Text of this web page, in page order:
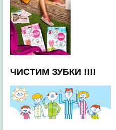
ЧИСТИМ ЗУБКИ !!!!